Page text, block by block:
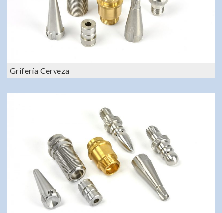
Grifería Cerveza